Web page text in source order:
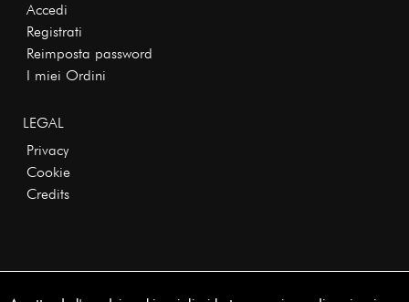
Accedi
Registrati
Reimposta password
I miei Ordini
LEGAL
Privacy
Cookie
Credits